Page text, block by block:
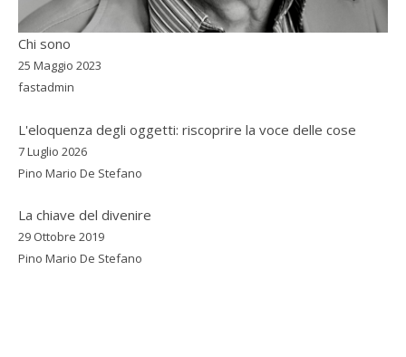
Chi sono
25 Maggio 2023
fastadmin
L'eloquenza degli oggetti: riscoprire la voce delle cose
7 Luglio 2026
Pino Mario De Stefano
La chiave del divenire
29 Ottobre 2019
Pino Mario De Stefano